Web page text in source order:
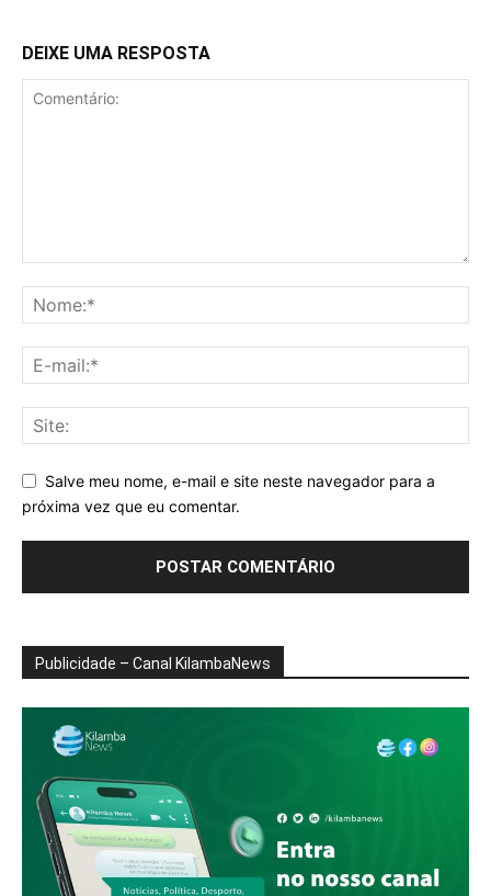
DEIXE UMA RESPOSTA
Salve meu nome, e-mail e site neste navegador para a
próxima vez que eu comentar.
Publicidade – Canal KilambaNews